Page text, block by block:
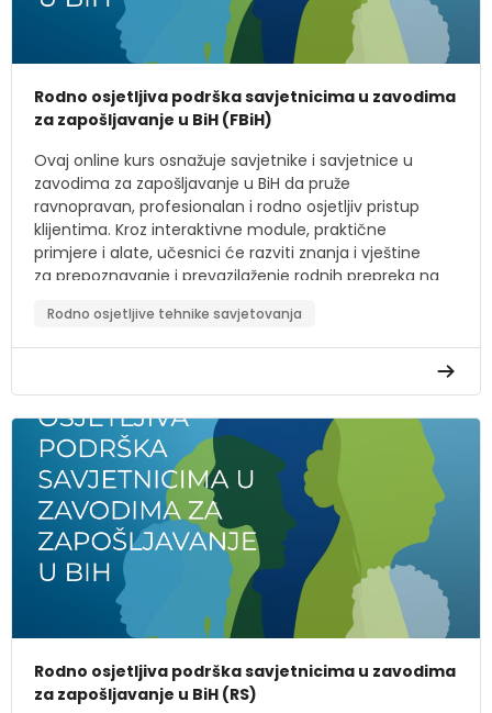
Rodno osjetljiva podrška savjetnicima u zavodima
za zapošljavanje u BiH (FBiH)
Ovaj online kurs osnažuje savjetnike i savjetnice u
zavodima za zapošljavanje u BiH da pruže
ravnopravan, profesionalan i rodno osjetljiv pristup
klijentima. Kroz interaktivne module, praktične
primjere i alate, učesnici će razviti znanja i vještine
za prepoznavanje i prevazilaženje rodnih prepreka na
Razumjeti razliku između spola i roda, te važnost
rodne ravnopravnosti.
Identificirati rodne stereotipe i predrasude u
zapošljavanju.
Primijeniti rodno osjetljive savjetodavne tehnike.
Upoznati se sa zakonskim i institucionalnim
okvirima ravnopravnosti spolova.
Razviti strategije podrške ranjivim grupama,
posebno ženama.
Kreirati individualne planove zapošljavanja koji
uvažavaju rodnu perspektivu.
Moduli kursa:
Rodno osjetljive tehnike savjetovanja
Rodno osjetljiva podrška savjetnicima u zavodima
za zapošljavanje u BiH (RS)